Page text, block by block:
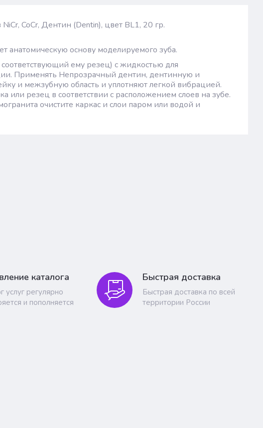
CoCr, Дентин (Dentin), цвет BL1, 20 гр.
анатомическую основу моделируемого зуба.
ему резец) с жидкостью для
Применять Непрозрачный дентин, дентинную и
и межзубную область и уплотняют легкой вибрацией.
или резец в соответствии с расположением слоев на зубе.
очистите каркас и слои паром или водой и
каталога
услуг регулярно
и пополняется
Быстрая доставка
Быстрая доставка по всей
территории России